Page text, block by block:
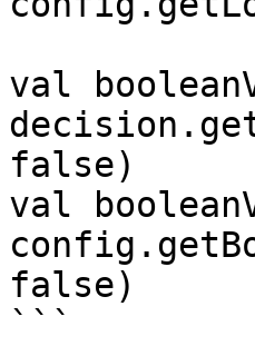
val
false)
val
false)
```